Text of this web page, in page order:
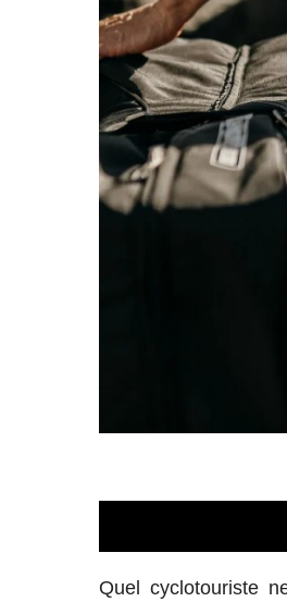
Quel cyclotouriste